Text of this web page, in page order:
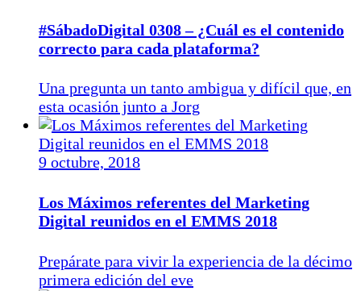
#SábadoDigital 0308 – ¿Cuál es el contenido
correcto para cada plataforma?
Una pregunta un tanto ambigua y difícil que, en
esta ocasión junto a Jorg
9 octubre, 2018
Los Máximos referentes del Marketing
Digital reunidos en el EMMS 2018
Prepárate para vivir la experiencia de la décimo
primera edición del eve